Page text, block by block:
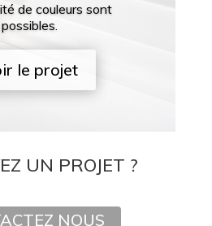
de couleurs sont
possibles.
le projet
UN PROJET ?
NOUS